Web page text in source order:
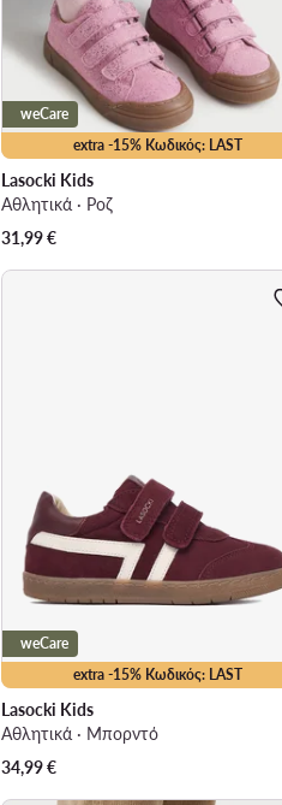
extra -15% Κωδικός: LAST
weCare
Lasocki Kids
Αθλητικά · Ροζ
31,99€
extra -15% Κωδικός: LAST
weCare
Lasocki Kids
Αθλητικά · Μπορντό
34,99€